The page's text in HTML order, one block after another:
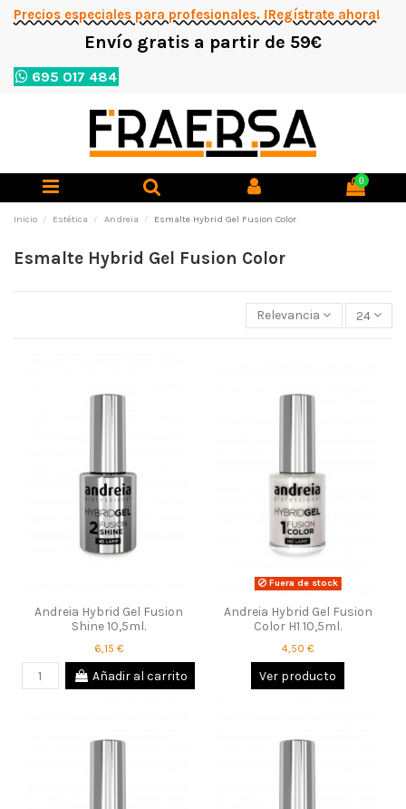
Precios especiales para profesionales. ¡Regístrate ahora!
Envío gratis a partir de 59€
695 017 484
0
Inicio Estética Andreia Esmalte Hybrid Gel Fusion Color
Esmalte Hybrid Gel Fusion Color
Relevancia 24
Andreia Hybrid Gel Fusion
Shine 10,5ml.
6,15 €
Añadir al carrito
Fuera de stock
Andreia Hybrid Gel Fusion
Color H1 10,5ml.
4,50 €
Ver producto